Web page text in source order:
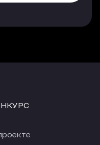
источникам
В текущих реалиях